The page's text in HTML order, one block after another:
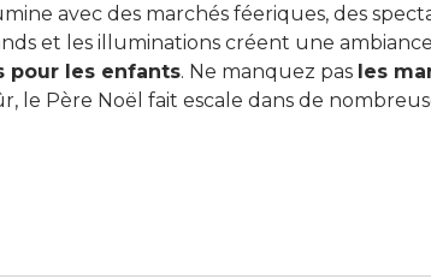
avec des marchés féeriques, des
et les illuminations créent une ambiance
pour les enfants. Ne manquez pas les
le Père Noël fait escale dans de